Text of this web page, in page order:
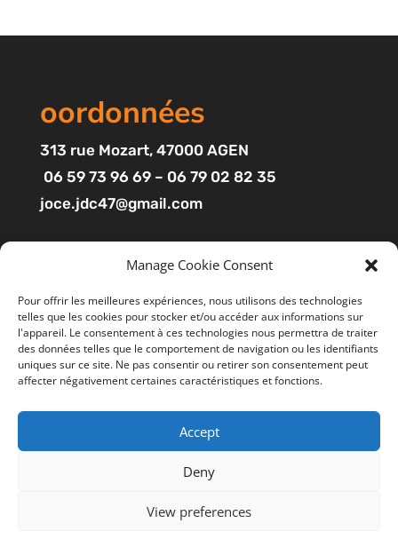
Manage Cookie Consent
Pour offrir les meilleures expériences, nous utilisons des technologies
telles que les cookies pour stocker et/ou accéder aux informations sur
l'appareil. Le consentement à ces technologies nous permettra de traiter
des données telles que le comportement de navigation ou les identifiants
uniques sur ce site. Ne pas consentir ou retirer son consentement peut
affecter négativement certaines caractéristiques et fonctions.
Accept
Deny
View preferences
oordonnées
313 rue Mozart, 47000 AGEN
06 59 73 96 69 – 06 79 02 82 35
joce.jdc47@gmail.com
Boutique
Mon compte
Contact
Liens utiles
Ce site utilise des cookies pour améliorer votre
expérience. En cliquant sur “ACCEPTER”, vous consentez à
l'utilisation de tous les cookies. Vous pouvez suivre le lien